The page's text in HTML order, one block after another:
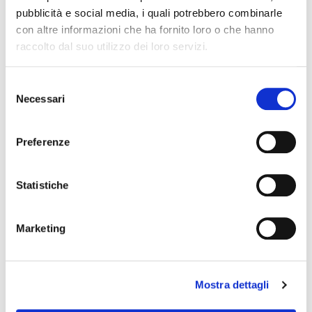
pubblicità e social media, i quali potrebbero combinarle
con altre informazioni che ha fornito loro o che hanno
raccolto dal suo utilizzo dei loro servizi.
delNecessari
Preferenze
Statistiche
Marketing
Mostra dettagli
Hai deciso di vendere la
tua casa o stai già
provando a venderla
senza risultati da